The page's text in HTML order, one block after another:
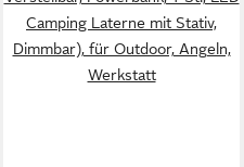
Camping Laterne mit Stativ,
Dimmbar), für Outdoor, Angeln,
Werkstatt